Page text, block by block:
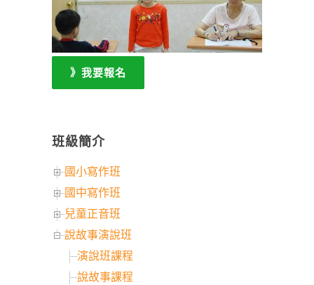
》我要報名
班級簡介
國小寫作班
國中寫作班
兒童正音班
說故事演說班
演說班課程
說故事課程